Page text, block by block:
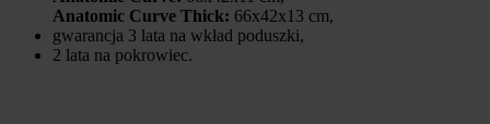
Anatomic Curve Thick: 66x42x13 cm,
gwarancja 3 lata na wkład poduszki,
2 lata na pokrowiec.